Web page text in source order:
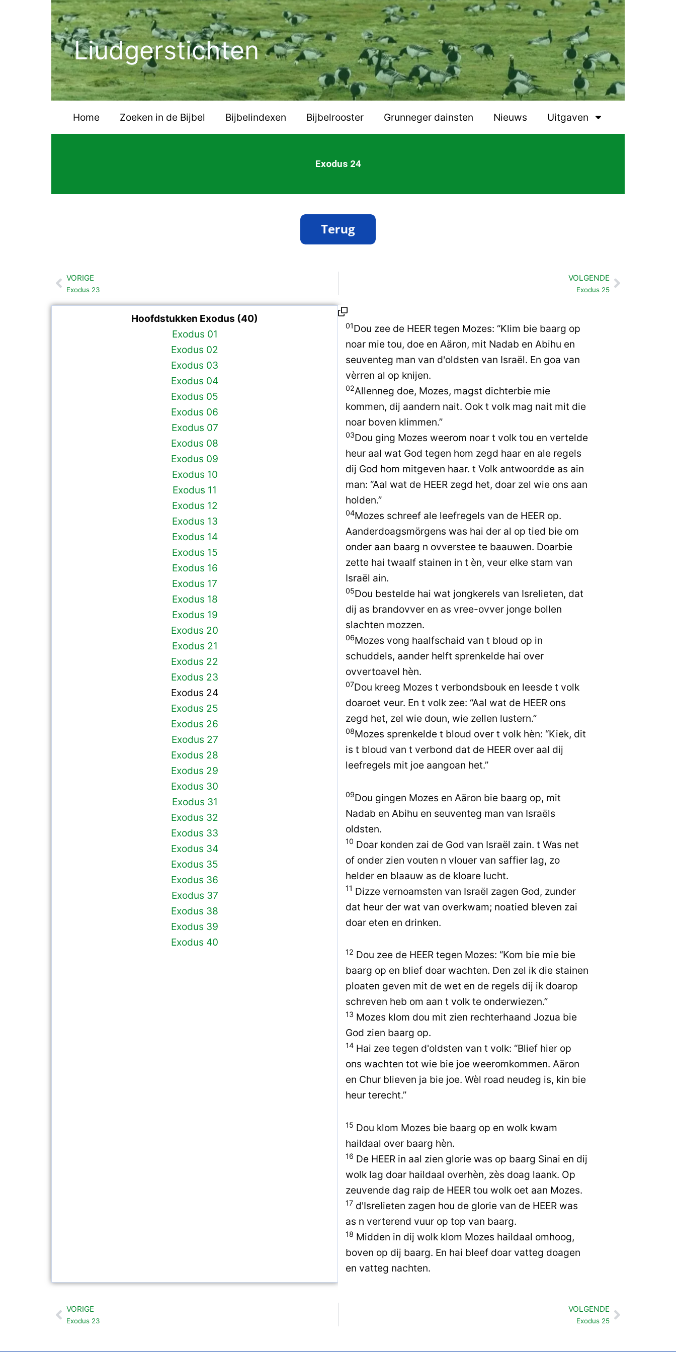
Liudgerstichten
Home Zoeken in de Bijbel Bijbelindexen Bijbelrooster Grunneger dainsten Nieuws Uitgaven
Exodus 24
Vorige
VORIGE
Exodus 23
VOLGENDE
Exodus 25Volgende
Hoofdstukken Exodus (40)
Exodus 01
Exodus 02
Exodus 03
Exodus 04
Exodus 05
Exodus 06
Exodus 07
Exodus 08
Exodus 09
Exodus 10
Exodus 11
Exodus 12
Exodus 13
Exodus 14
Exodus 15
Exodus 16
Exodus 17
Exodus 18
Exodus 19
Exodus 20
Exodus 21
Exodus 22
Exodus 23
Exodus 24
Exodus 25
Exodus 26
Exodus 27
Exodus 28
Exodus 29
Exodus 30
Exodus 31
Exodus 32
Exodus 33
Exodus 34
Exodus 35
Exodus 36
Exodus 37
Exodus 38
Exodus 39
Exodus 40
01Dou zee de HEER tegen Mozes: “Klim bie baarg op
noar mie tou, doe en Aäron, mit Nadab en Abihu en
seuventeg man van d'oldsten van Israël. En goa van
vèrren al op knijen.
02Allenneg doe, Mozes, magst dichterbie mie
kommen, dij aandern nait. Ook t volk mag nait mit die
noar boven klimmen.”
03Dou ging Mozes weerom noar t volk tou en vertelde
heur aal wat God tegen hom zegd haar en ale regels
dij God hom mitgeven haar. t Volk antwoordde as ain
man: “Aal wat de HEER zegd het, doar zel wie ons aan
holden.”
04Mozes schreef ale leefregels van de HEER op.
Aanderdoagsmörgens was hai der al op tied bie om
onder aan baarg n ovverstee te baauwen. Doarbie
zette hai twaalf stainen in t èn, veur elke stam van
Israël ain.
05Dou bestelde hai wat jongkerels van Isrelieten, dat
dij as brandovver en as vree-ovver jonge bollen
slachten mozzen.
06Mozes vong haalfschaid van t bloud op in
schuddels, aander helft sprenkelde hai over
ovvertoavel hèn.
07Dou kreeg Mozes t verbondsbouk en leesde t volk
doaroet veur. En t volk zee: “Aal wat de HEER ons
zegd het, zel wie doun, wie zellen lustern.”
08Mozes sprenkelde t bloud over t volk hèn: “Kiek, dit
is t bloud van t verbond dat de HEER over aal dij
leefregels mit joe aangoan het.”
09Dou gingen Mozes en Aäron bie baarg op, mit
Nadab en Abihu en seuventeg man van Israëls
oldsten.
10 Doar konden zai de God van Israël zain. t Was net
of onder zien vouten n vlouer van saffier lag, zo
helder en blaauw as de kloare lucht.
11 Dizze vernoamsten van Israël zagen God, zunder
dat heur der wat van overkwam; noatied bleven zai
doar eten en drinken.
12 Dou zee de HEER tegen Mozes: “Kom bie mie bie
baarg op en blief doar wachten. Den zel ik die stainen
ploaten geven mit de wet en de regels dij ik doarop
schreven heb om aan t volk te onderwiezen.”
13 Mozes klom dou mit zien rechterhaand Jozua bie
God zien baarg op.
14 Hai zee tegen d'oldsten van t volk: “Blief hier op
ons wachten tot wie bie joe weeromkommen. Aäron
en Chur blieven ja bie joe. Wèl road neudeg is, kin bie
heur terecht.”
15 Dou klom Mozes bie baarg op en wolk kwam
haildaal over baarg hèn.
16 De HEER in aal zien glorie was op baarg Sinai en dij
wolk lag doar haildaal overhèn, zès doag laank. Op
zeuvende dag raip de HEER tou wolk oet aan Mozes.
17 d'Isrelieten zagen hou de glorie van de HEER was
as n verterend vuur op top van baarg.
18 Midden in dij wolk klom Mozes haildaal omhoog,
boven op dij baarg. En hai bleef doar vatteg doagen
en vatteg nachten.
Vorige
VORIGE
Exodus 23
VOLGENDE
Exodus 25Volgende